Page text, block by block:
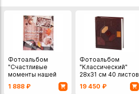
Фотоальбом
"Счастливые
моменты нашей
29*24 см
1 888 ₽
Фотоальбом
"Классический"
28х31 см 40 листов
19 450 ₽